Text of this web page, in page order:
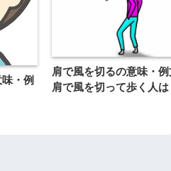
・例
肩で風を切るの意味・
肩で風を切って歩く人